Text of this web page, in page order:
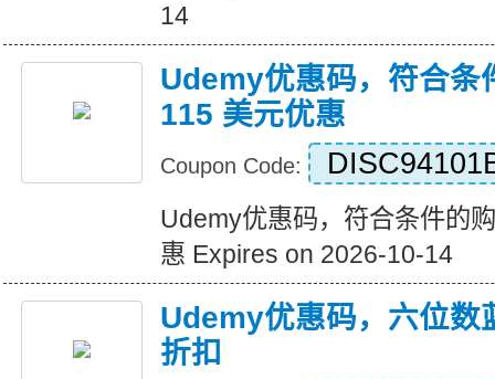
14
Udemy优惠码，符合条
115 美元优惠
Coupon Code:
Udemy优惠码，符合条件的
惠 Expires on 2026-10-14
Udemy优惠码，六位数
折扣